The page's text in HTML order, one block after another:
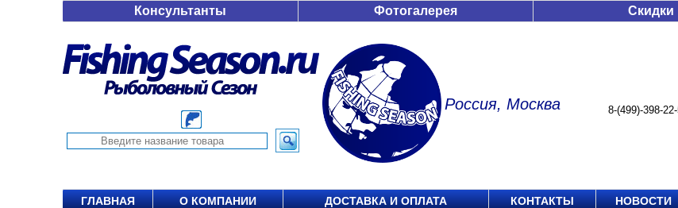
Консультанты Фотогалерея Скидки
Россия, Москва 8-(499)-398-
ГЛАВНАЯ О КОМПАНИИ ДОСТАВКА И ОПЛАТА КОНТАКТЫ НОВОСТИ